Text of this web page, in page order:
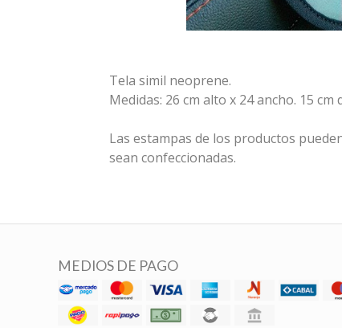
Tela simil neoprene.
Medidas: 26 cm alto x 24 ancho. 15
Las estampas de los productos
sean confeccionadas.
MEDIOS DE PAGO